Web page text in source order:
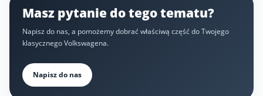
Masz pytanie do tego tematu?
Napisz do nas, a pomożemy dobrać właściwą część do Twojego
klasycznego Volkswagena.
Napisz do nas